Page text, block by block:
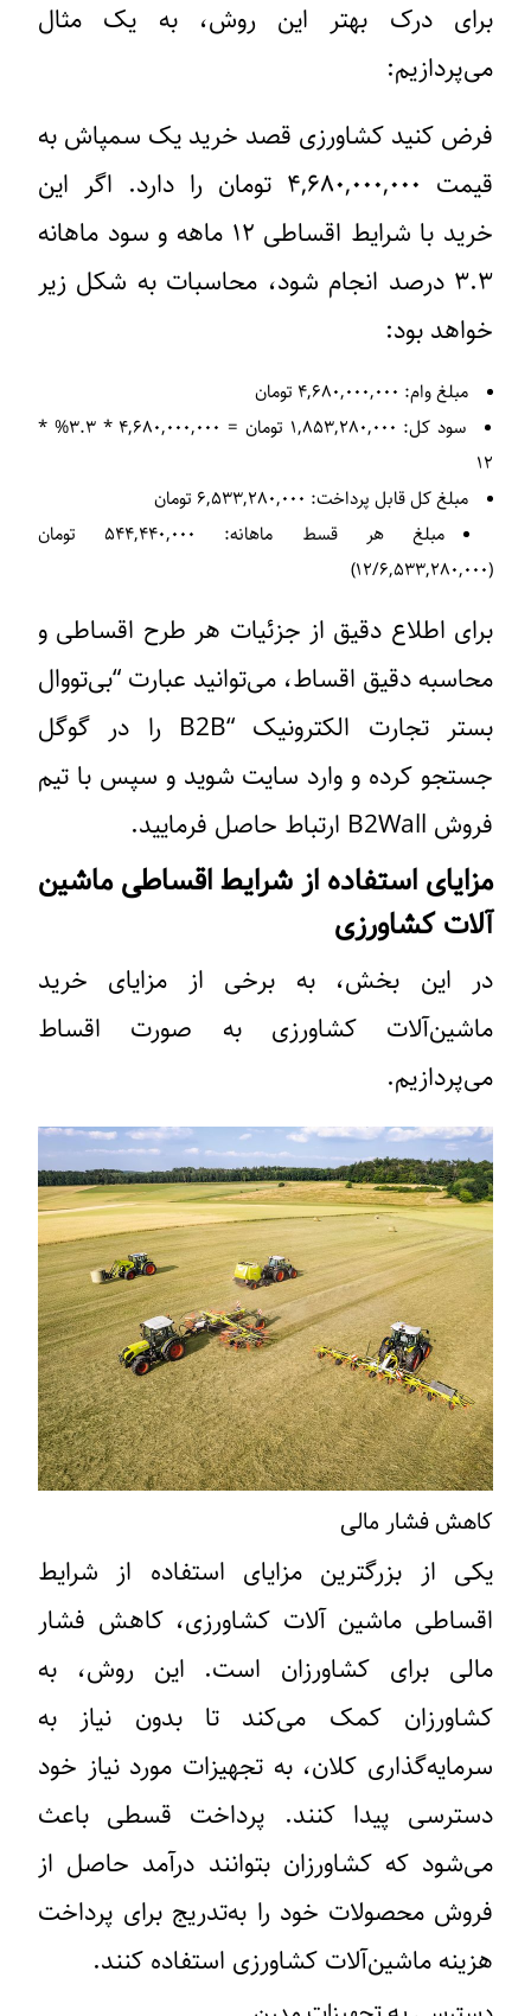
برای درک بهتر این روش، به یک مثال
می‌پردازیم:
فرض کنید کشاورزی قصد خرید یک سمپاش به
قیمت ۴,۶۸۰,۰۰۰,۰۰۰ تومان را دارد. اگر این
خرید با شرایط اقساطی ۱۲ ماهه و سود ماهانه
۳.۳ درصد انجام شود، محاسبات به شکل زیر
خواهد بود:
مبلغ وام: ۴,۶۸۰,۰۰۰,۰۰۰ تومان
سود کل:
۱,۸۵۳,۲۸۰,۰۰۰ تومان = ۴,۶۸۰,۰۰۰,۰۰۰ * ۳.۳% *
۱۲
مبلغ کل قابل پرداخت: ۶,۵۳۳,۲۸۰,۰۰۰ تومان
مبلغ هر قسط ماهانه
: ۵۴۴,۴۴۰,۰۰۰ تومان
(۱۲/۶,۵۳۳,۲۸۰,۰۰۰)
برای اطلاع دقیق از جزئیات هر طرح اقساطی و
محاسبه دقیق اقساط، می‌توانید عبارت “بی‌تو‌وال
بستر تجارت الکترونیک “B2B را در گوگل
جستجو کرده و وارد سایت شوید و سپس با تیم
فروش B2Wall ارتباط حاصل فرمایید.
مزایای استفاده از شرایط اقساطی ماشین
آلات کشاورزی
در این بخش، به برخی از مزایای خرید
ماشین‌آلات کشاورزی به صورت اقساط
می‌پردازیم.
کاهش فشار مالی
یکی از بزرگترین مزایای استفاده از شرایط
اقساطی ماشین آلات کشاورزی، کاهش فشار
مالی برای کشاورزان است. این روش، به
کشاورزان کمک می‌کند تا بدون نیاز به
سرمایه‌گذاری کلان، به تجهیزات مورد نیاز خود
دسترسی پیدا کنند. پرداخت قسطی باعث
می‌شود که کشاورزان بتوانند درآمد حاصل از
فروش محصولات خود را به‌تدریج برای پرداخت
هزینه ماشین‌آلات کشاورزی استفاده کنند.